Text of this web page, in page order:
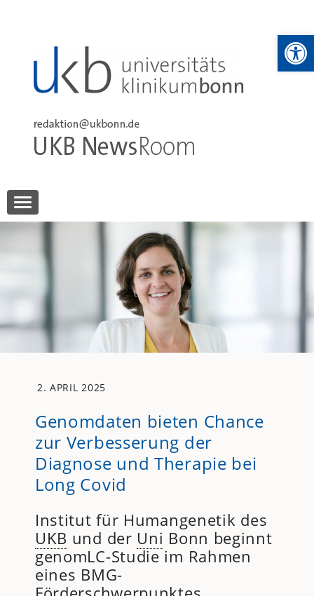
UKB NewsRoom
2. APRIL 2025
Genomdaten bieten Chance
zur Verbesserung der
Diagnose und Therapie bei
Long Covid
Institut für Humangenetik des
UKB und der Uni Bonn beginnt
genomLC-Studie im Rahmen
eines BMG-